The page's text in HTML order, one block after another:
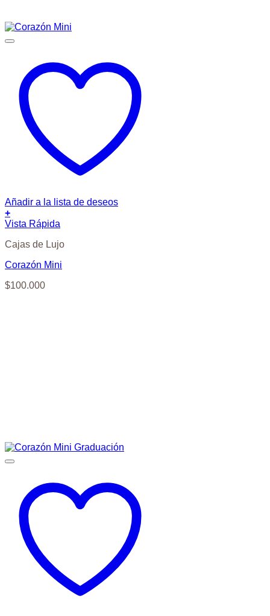
Añadir a la lista de deseos
+
Vista Rápida
Cajas de Lujo
Corazón Mini
$100.000